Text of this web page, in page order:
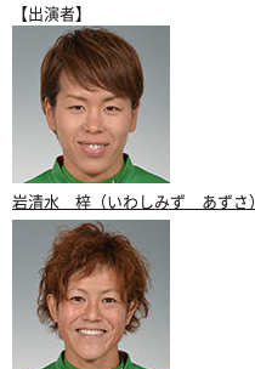
【出演者】
岩清水 梓（いわしみず あずさ）